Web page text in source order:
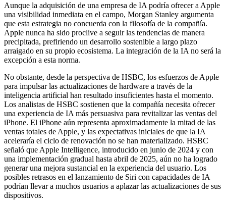
Aunque la adquisición de una empresa de IA podría ofrecer a Apple
una visibilidad inmediata en el campo, Morgan Stanley argumenta
que esta estrategia no concuerda con la filosofía de la compañía.
Apple nunca ha sido proclive a seguir las tendencias de manera
precipitada, prefiriendo un desarrollo sostenible a largo plazo
arraigado en su propio ecosistema. La integración de la IA no será la
excepción a esta norma.
No obstante, desde la perspectiva de HSBC, los esfuerzos de Apple
para impulsar las actualizaciones de hardware a través de la
inteligencia artificial han resultado insuficientes hasta el momento.
Los analistas de HSBC sostienen que la compañía necesita ofrecer
una experiencia de IA más persuasiva para revitalizar las ventas del
iPhone. El iPhone aún representa aproximadamente la mitad de las
ventas totales de Apple, y las expectativas iniciales de que la IA
aceleraría el ciclo de renovación no se han materializado. HSBC
señaló que Apple Intelligence, introducido en junio de 2024 y con
una implementación gradual hasta abril de 2025, aún no ha logrado
generar una mejora sustancial en la experiencia del usuario. Los
posibles retrasos en el lanzamiento de Siri con capacidades de IA
podrían llevar a muchos usuarios a aplazar las actualizaciones de sus
dispositivos.